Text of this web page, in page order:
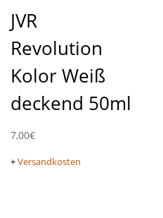
JVR
Revolution
Kolor Weiß
deckend 50ml
7,00€
+Versandkosten